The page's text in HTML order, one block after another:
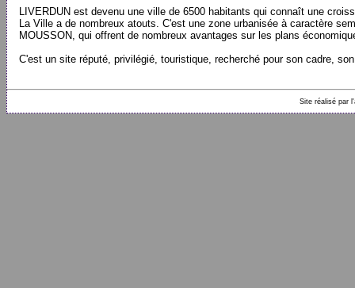
LIVERDUN est devenu une ville de 6500 habitants qui connaît une
La Ville a de nombreux atouts. C'est une zone urbanisée à caractère
MOUSSON, qui offrent de nombreux avantages sur les plans
C'est un site réputé, privilégié, touristique, recherché pour son cadre,
Site réalisé par